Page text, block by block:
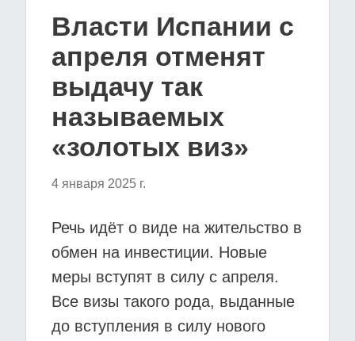
Власти Испании с
апреля отменят
выдачу так
называемых
«золотых виз»
4 января 2025 г.
Речь идёт о виде на жительство в
обмен на инвестиции. Новые
меры вступят в силу с апреля.
Все визы такого рода, выданные
до вступления в силу нового